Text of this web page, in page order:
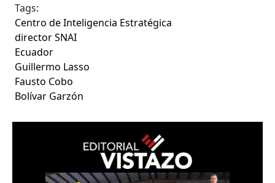
Tags:
Centro de Inteligencia Estratégica
director SNAI
Ecuador
Guillermo Lasso
Fausto Cobo
Bolívar Garzón